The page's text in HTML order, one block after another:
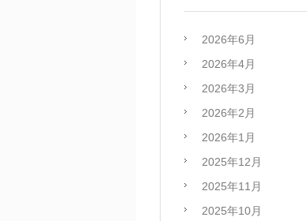
2026年6月
2026年4月
2026年3月
2026年2月
2026年1月
2025年12月
2025年11月
2025年10月